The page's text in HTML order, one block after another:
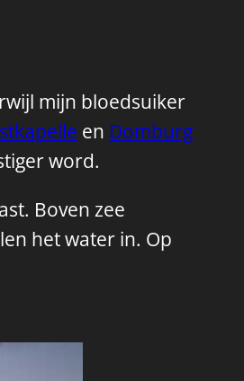
mijn bloedsuiker
en Domburg
word.
Boven zee
het water in. Op